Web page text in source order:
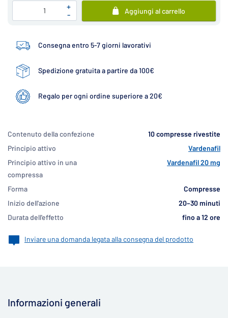
+
-
Aggiungi al carrello
Consegna entro 5-7 giorni lavorativi
Spedizione gratuita a partire da 100€
Regalo per ogni ordine superiore a 20€
Contenuto della confezione
10 compresse rivestite
Principio attivo
Vardenafil
Principio attivo in una
compressa
Vardenafil 20 mg
Forma
Compresse
Inizio dell'azione
20–30 minuti
Durata dell'effetto
fino a 12 ore
Inviare una domanda legata alla consegna del prodotto
Informazioni generali